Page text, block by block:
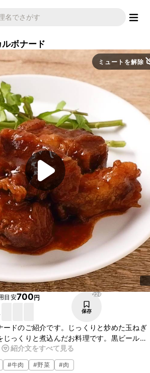
ボナード
ミュートを解除
目安700円 226
保存
ードのご紹介です。じっくりと炒めた玉ねぎ
じっくりと煮込んだお料理です。黒ビールで
がやわらかく仕上がりとてもおいしいです
。
紹介文をすべて見る
#牛肉 #野菜 #肉